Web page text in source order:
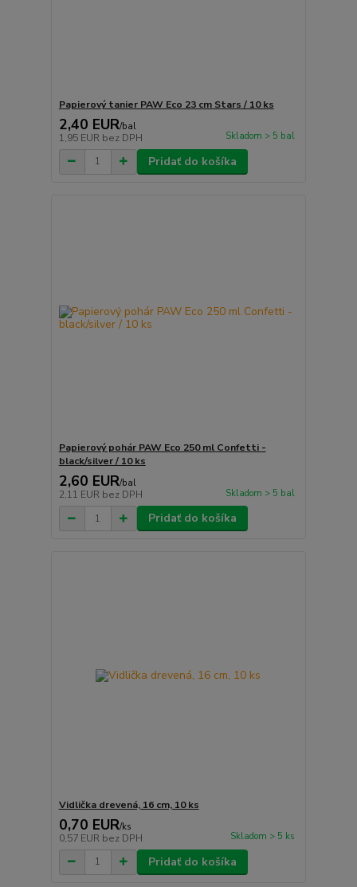
Papierový tanier PAW Eco 23 cm Stars / 10 ks
2,40 EUR/bal
1,95 EUR bez DPH Skladom > 5 bal
Pridať do košíka
Papierový pohár PAW Eco 250 ml Confetti -
black/silver / 10 ks
2,60 EUR/bal
2,11 EUR bez DPH Skladom > 5 bal
Pridať do košíka
Vidlička drevená, 16 cm, 10 ks
0,70 EUR/ks
0,57 EUR bez DPH Skladom > 5 ks
Pridať do košíka